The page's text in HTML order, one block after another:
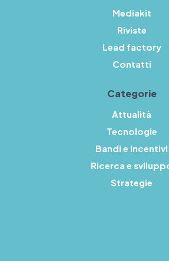
Mediakit
Riviste
Lead factory
Contatti
Categorie
Attualità
Tecnologie
Bandi e incentivi
Ricerca e
Strategie